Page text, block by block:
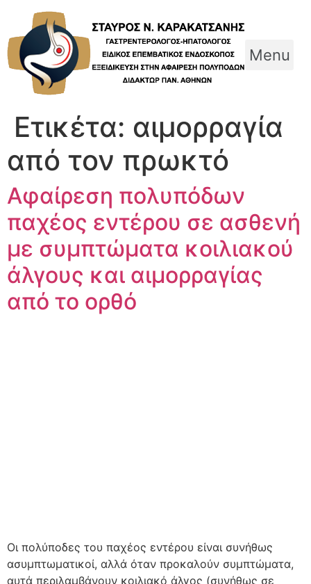
content
Menu
Ετικέτα: αιμορραγία
από τον πρωκτό
Αφαίρεση πολυπόδων
παχέος εντέρου σε ασθενή
με συμπτώματα κοιλιακού
άλγους και αιμορραγίας
από το ορθό
Οι πολύποδες του παχέος εντέρου είναι συνήθως
ασυμπτωματικοί, αλλά όταν προκαλούν συμπτώματα,
αυτά περιλαμβάνουν κοιλιακό άλγος (συνήθως σε